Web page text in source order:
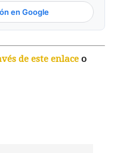
en Google
de este enlace o